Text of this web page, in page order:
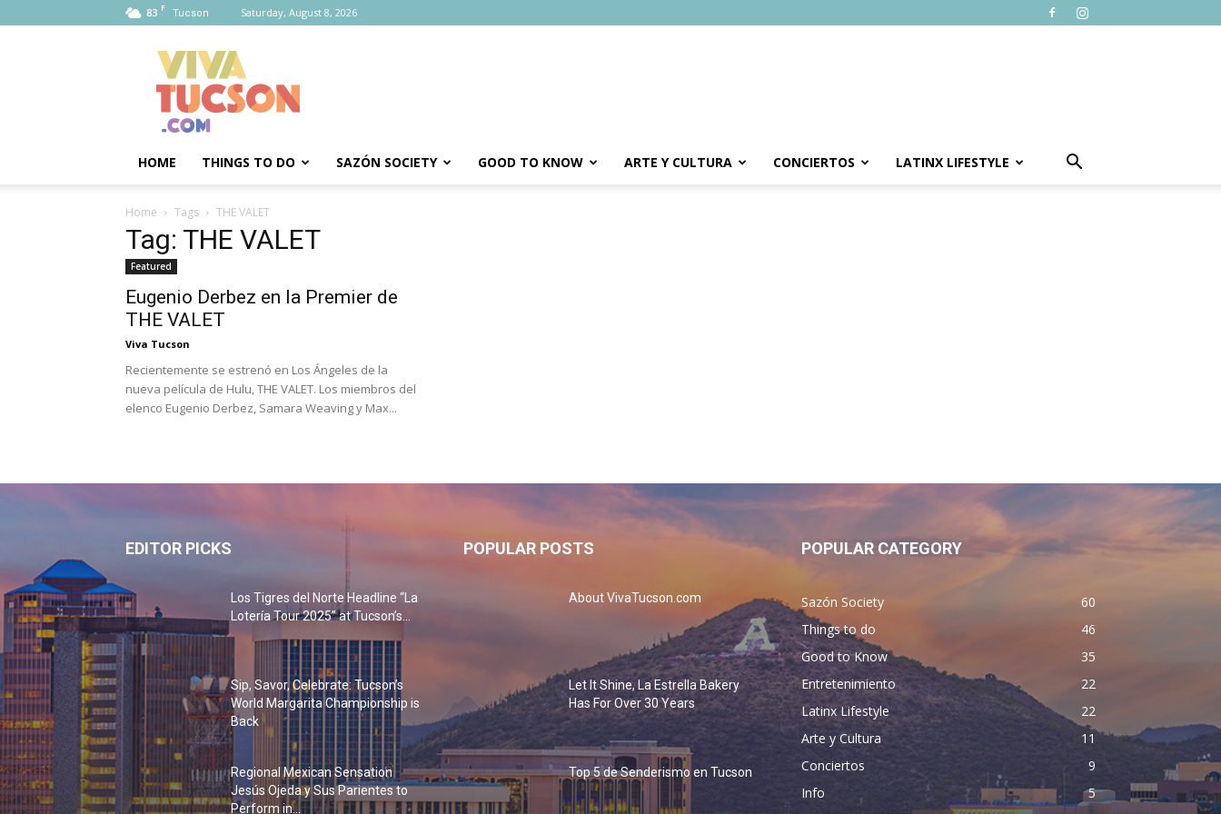
83 F Tucson Saturday, August 8, 2026
HOME THINGS TO DO SAZÓN SOCIETY GOOD TO KNOW ARTE Y CULTURA CONCIERTOS LATINX LIFESTYLE
Home Tags THE VALET
Tag: THE VALET
Featured
Eugenio Derbez en la Premier de
THE VALET
Viva Tucson
Recientemente se estrenó en Los Ángeles de la
nueva película de Hulu, THE VALET. Los miembros del
elenco Eugenio Derbez, Samara Weaving y Max...
EDITOR PICKS
Los Tigres del Norte Headline “La
Lotería Tour 2025” at Tucson’s...
Sip, Savor, Celebrate: Tucson’s
World Margarita Championship is
Back
Regional Mexican Sensation
Jesús Ojeda y Sus Parientes to
Perform in...
POPULAR POSTS
About VivaTucson.com
Let It Shine, La Estrella Bakery
Has For Over 30 Years
Top 5 de Senderismo en Tucson
POPULAR CATEGORY
Sazón Society
60
Things to do
46
Good to Know
35
Entretenimiento
22
Latinx Lifestyle
22
Arte y Cultura
11
Conciertos
9
Info
5